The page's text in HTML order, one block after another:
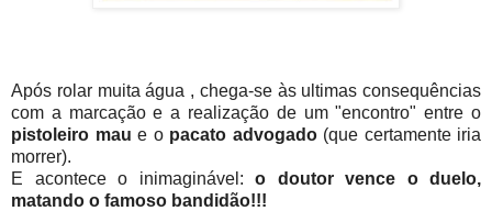
Após rolar muita água , chega-se às ultimas consequências
com a marcação e a realização de um "encontro" entre o
pistoleiro mau e o pacato advogado(que certamente iria
morrer).
E acontece o inimaginável: o doutor vence o duelo,
matando o famoso bandidão!!!